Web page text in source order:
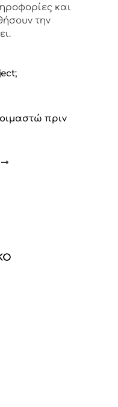
και
την
πριν